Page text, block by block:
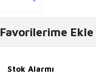
Favorilerime Ekle
Stok Alarmı